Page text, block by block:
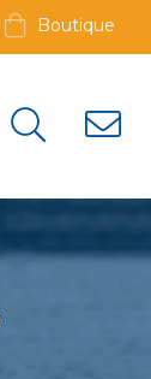
Boutique